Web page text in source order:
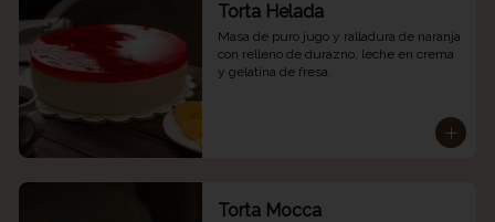
Torta Helada
Masa de puro jugo y ralladura de naranja
con relleno de durazno, leche en crema
y gelatina de fresa.
Torta Mocca